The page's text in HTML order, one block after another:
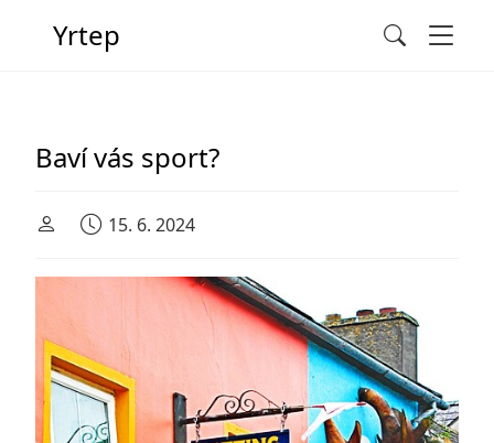
Main Navigation
Yrtep Search
Baví vás sport?
15. 6. 2024